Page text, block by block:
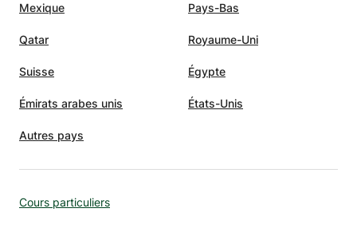
Mexique Pays-Bas
Qatar Royaume-Uni
Suisse Égypte
Émirats arabes unis États-Unis
Autres pays
Cours particuliers